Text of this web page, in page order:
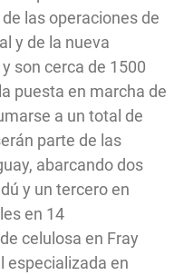
las operaciones de
y de la nueva
son cerca de 1500
puesta en marcha de
a un total de
parte de las
abarcando dos
y un tercero en
en 14
celulosa en Fray
especializada en